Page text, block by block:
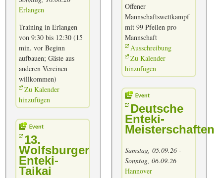
Erlangen
Training in Erlangen
von 9:30 bis 12:30 (15
min. vor Beginn
aufbauen; Gäste aus
anderen Vereinen
willkommen)
Zu Kalender
hinzufügen
13.
Wolfsburger
Enteki-
Taikai
Offener
Mannschaftswettkampf
mit 99 Pfeilen pro
Mannschaft
Ausschreibung
Zu Kalender
hinzufügen
Deutsche
Enteki-
Meisterschaften
Samstag, 05.09.26 -
Sonntag, 06.09.26
Hannover